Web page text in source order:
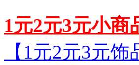
1元2元3元小商
【1元2元3元饰